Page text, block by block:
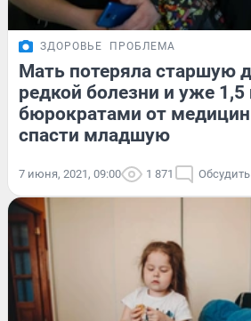
ЗДОРОВЬЕ ПРОБЛЕМА
Мать потеряла старшую
редкой болезни и уже 1,5
бюрократами от
спасти младшую
7 июня, 2021, 09:00 1 871 Обсудить